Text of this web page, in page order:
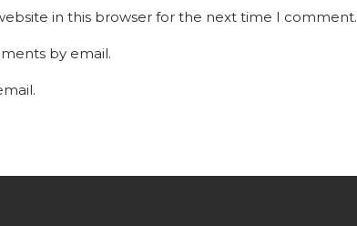
in this browser for the next time I comment.
by email.